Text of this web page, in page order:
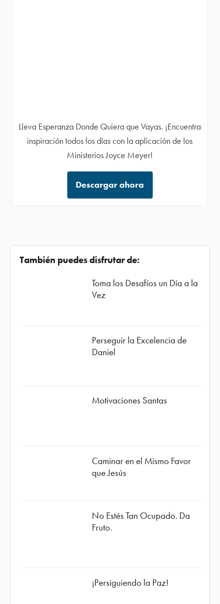
Lleva Esperanza Donde Quiera que Vayas. ¡Encuentra
inspiración todos los días con la aplicación de los
Ministerios Joyce Meyer!
Descargar ahora
También puedes disfrutar de:
Toma los Desafíos un Día a la
Vez
Perseguir la Excelencia de
Daniel
Motivaciones Santas
Caminar en el Mismo Favor
que Jesús
No Estés Tan Ocupado. Da
Fruto.
¡Persiguiendo la Paz!